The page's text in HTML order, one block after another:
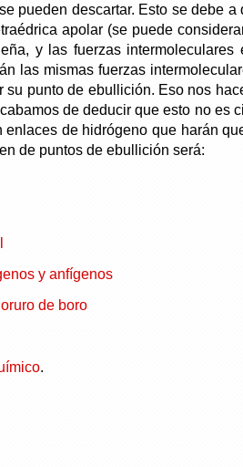
pueden descartar. Esto se debe
apolar (se puede
y las fuerzas
las mismas fuerzas
punto de ebullición. Eso nos
de deducir que esto no es
de hidrógeno que harán
de puntos de ebullición será:
y anfígenos
de boro
.